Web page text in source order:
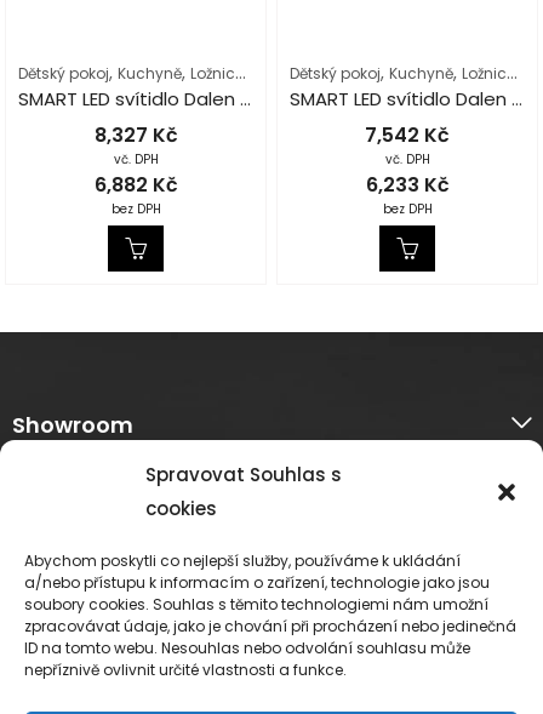
Spravovat Souhlas s
cookies
Abychom poskytli co nejlepší služby, používáme k ukládání
a/nebo přístupu k informacím o zařízení, technologie jako jsou
soubory cookies. Souhlas s těmito technologiemi nám umožní
zpracovávat údaje, jako je chování při procházení nebo jedinečná
ID na tomto webu. Nesouhlas nebo odvolání souhlasu může
nepříznivě ovlivnit určité vlastnosti a funkce.
Dětský pokoj, Kuchyně, Ložnice , Obývací pokoj,Osvětlení interiéru,
SMART LED svítidlo Dalen C515TX
8,327 Kč
vč. DPH
6,882 Kč
bez DPH
Dětský pokoj, Kuchyně, Ložnice ,
SMART LED svítidlo Dalen C319T
7,542 Kč
vč. DPH
6,233 Kč
bez DPH
Showroom
Informace k nákupu
Platební metody
Sledujte nás